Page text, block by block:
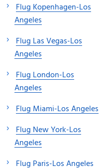
Flug Kopenhagen-Los
Angeles
Flug Las Vegas-Los
Angeles
Flug London-Los
Angeles
Flug Miami-Los Angeles
Flug New York-Los
Angeles
Flug Paris-Los Angeles